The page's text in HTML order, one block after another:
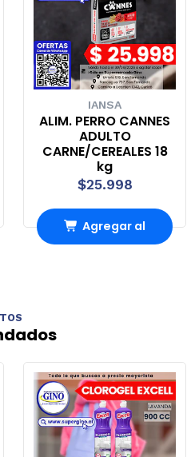
IANSA
ALIM. PERRO CANNES
ADULTO
CARNE/CEREALES 18
kg
$25.998
Agregar al